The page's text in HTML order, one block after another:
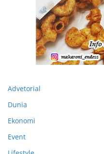
Advetorial
Dunia
Ekonomi
Event